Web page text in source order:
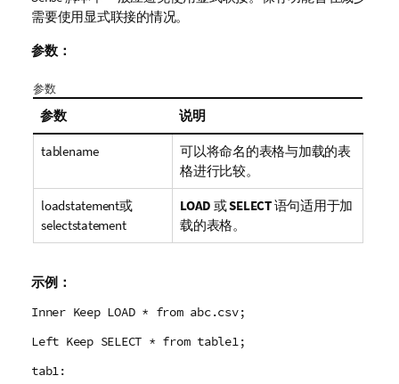
需要使用显式联接的情况。
参数：
参数
参数 说明
tablename
可以将命名的表格与加载的表
格进行比较。
loadstatement或
selectstatement
LOAD 或SELECT语句适用于加
载的表格。
示例：
Inner Keep LOAD * from abc.csv;
Left Keep SELECT * from table1;
tab1: